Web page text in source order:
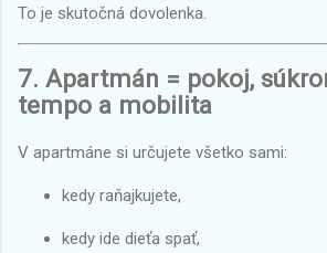
To je skutočná dovolenka.
7. Apartmán = pokoj,
tempo a mobilita
V apartmáne si určujete všetko sami:
kedy raňajkujete,
kedy ide dieťa spať,